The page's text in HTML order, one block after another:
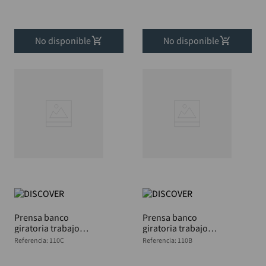
No disponible No disponible
Prensa banco
giratoria trabajo
pesado 5" DISCOVER
Referencia: 110C
Prensa banco
giratoria trabajo
pesado 4" DISCOVER
Referencia: 110B